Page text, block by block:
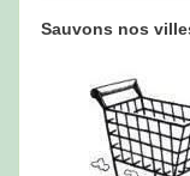
Sauvons nos